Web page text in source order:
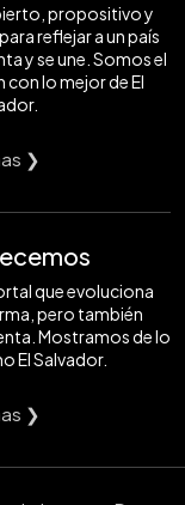
propositivo y
reflejar a un país
y se une. Somos el
lo mejor de El
❯
que evoluciona
pero también
Mostramos de lo
El Salvador.
❯